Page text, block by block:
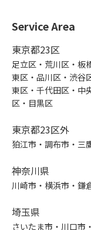
Service Area
東京都23区
足立区・荒川区・板
東区・品川区・渋谷
東区・千代田区・中
区・目黒区
東京都23区外
狛江市・調布市・三
神奈川県
川崎市・横浜市・鎌
埼玉県
さいたま市・川口市